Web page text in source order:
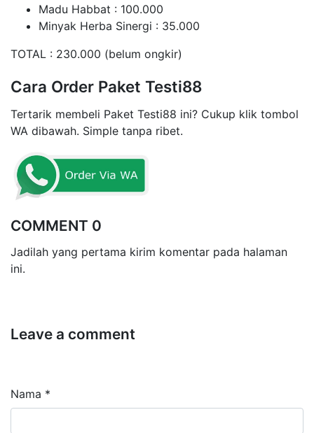
Madu Habbat : 100.000
Minyak Herba Sinergi : 35.000
TOTAL : 230.000 (belum ongkir)
Cara Order Paket Testi88
Tertarik membeli Paket Testi88 ini? Cukup klik tombol
WA dibawah. Simple tanpa ribet.
COMMENT 0
Jadilah yang pertama kirim komentar pada halaman
ini.
Leave a comment
Nama *